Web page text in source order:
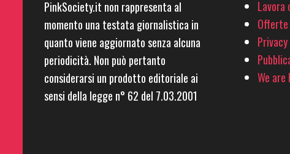
PinkSociety.it non rappresenta al
momento una testata giornalistica in
quanto viene aggiornato senza alcuna
periodicità. Non può pertanto
considerarsi un prodotto editoriale ai
sensi della legge n° 62 del 7.03.2001
Lavora
We